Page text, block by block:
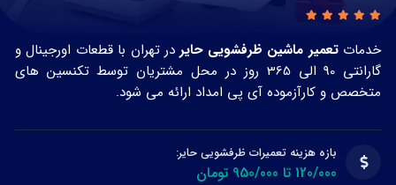
خدماتتعمیر ماشین ظرفشویی حایر در تهران با قطعات اورجینال و
گارانتی 90 الی 365 روز در محل مشتریان توسط تکنسین های
متخصص و کارآزموده آی پی امداد ارائه می شود.
بازه هزینه تعمیرات ظرفشویی حایر:
120/000 تا 950/000 تومان